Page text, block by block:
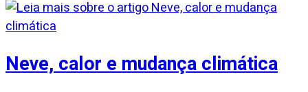
Neve, calor e mudança climática